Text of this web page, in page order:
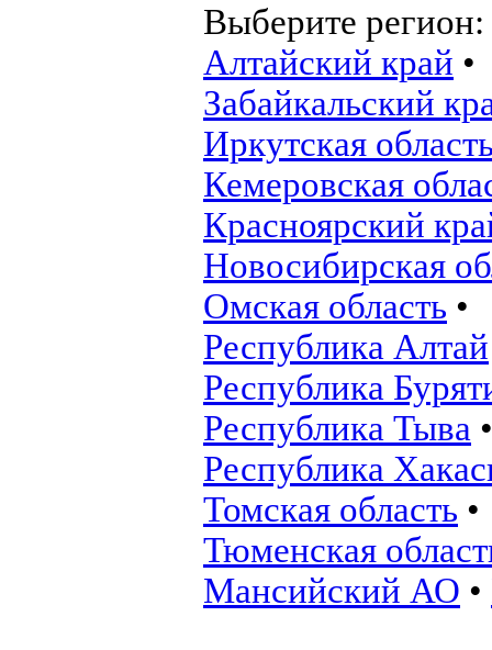
Выберите регион:
Алтайский край •
Забайкальский
Иркутская
Кемеровская
Красноярский
Новосибирская
Омская область •
Республика Алтай
Республика
Республика Тыва •
Республика
Томская область •
Тюменская
Мансийский АО •